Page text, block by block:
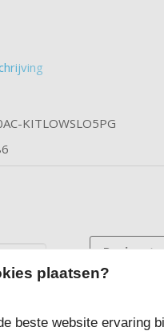
KITLOWSLO5PG
Review
plaatsen?
beste website ervaring